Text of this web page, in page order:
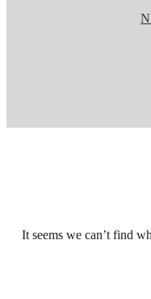
It seems we can’t find